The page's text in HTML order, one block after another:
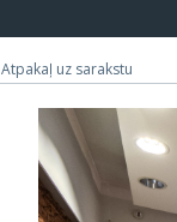
Atpakaļ uz sarakstu